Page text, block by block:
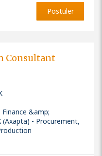
Postuler
Consultant
&amp;
(Axapta) - Procurement,